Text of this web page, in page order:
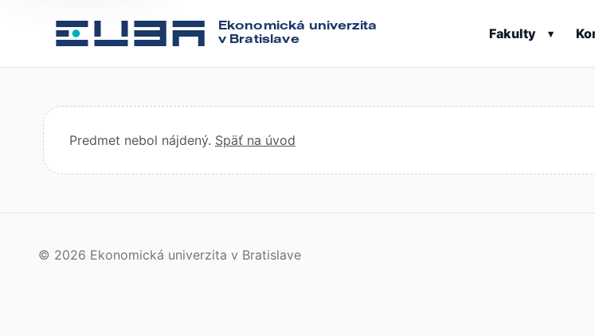
Ekonomická univerzita
v Bratislave
Fakulty ▾
Predmet nebol nájdený. Späť na úvod
© 2026 Ekonomická univerzita v Bratislave